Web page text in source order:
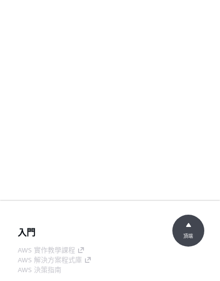
入門
AWS 實作教學課程
AWS 解決方案程式庫
AWS 決策指南
頂端